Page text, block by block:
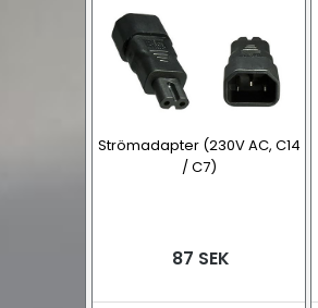
Strömadapter (230V AC, C14
/ C7)
87 SEK